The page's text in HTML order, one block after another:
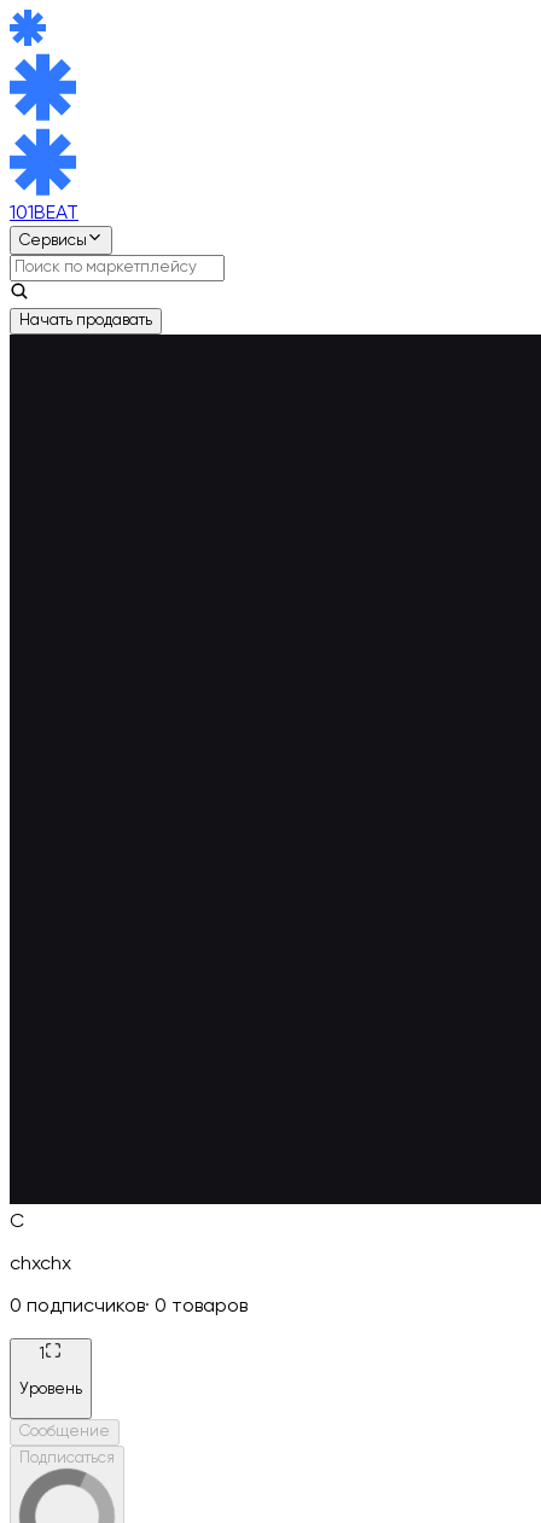
101BEAT
Сервисы
Начать продавать
C
chxchx
0 подписчиков· 0 товаров
1
Уровень
Сообщение
Подписаться